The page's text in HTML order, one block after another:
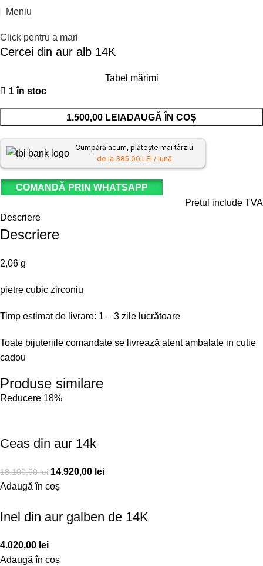
Meniu
Click pentru a mari
Cercei din aur alb 14K
Tabel mărimi
1 în stoc
1.500,00 LEI ADAUGĂ ÎN COȘ
Cumpără acum, plătește mai târziu
de la 385.00 LEI / lună
COMANDĂ PRIN WHATSAPP
Pretul include TVA
Descriere
Descriere
2,06 g
pietre cubic zirconiu
Timp estimat de livrare: 1 – 3 zile lucrătoare
Toate bijuteriile comandate se livrează atent ambalate in cutie
cadou
Produse similare
Reducere 18%
Ceas din aur 14k
18.100,00lei 14.920,00 lei
Adaugă în coș
Inel din aur galben de 14K
4.020,00 lei
Adaugă în coș